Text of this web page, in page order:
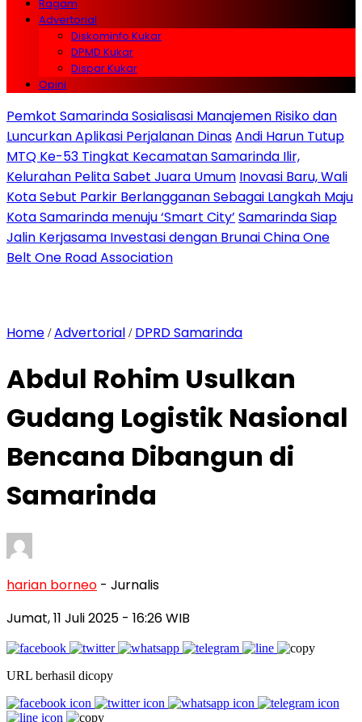
Ragam
Advertorial
Diskominfo Kukar
DPMD Kukar
Dispar Kukar
Opini
Pemkot Samarinda Sosialisasi Manajemen Risiko dan
Luncurkan Aplikasi Perjalanan DinasAndi Harun Tutup
MTQ Ke-53 Tingkat Kecamatan Samarinda Ilir,
Kelurahan Pelita Sabet Juara Umum Inovasi Baru, Wali
Kota Sebut Parkir Berlangganan Sebagai Langkah Maju
Kota Samarinda menuju ‘Smart City’ Samarinda Siap
Jalin Kerjasama Investasi dengan Brunai China One
Belt One Road Association
Home /Advertorial / DPRD Samarinda
Abdul Rohim Usulkan
Gudang Logistik Nasional
Bencana Dibangun di
Samarinda
harian borneo - Jurnalis
Jumat, 11 Juli 2025 - 16:26 WIB
URL berhasil dicopy